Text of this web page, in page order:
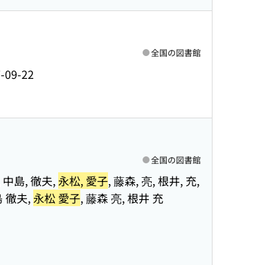
09-22
全国の図書館
島, 徹夫,永松, 愛子, 藤森, 亮, 根井, 充,
徹夫,永松 愛子, 藤森 亮, 根井 充
全国の図書館